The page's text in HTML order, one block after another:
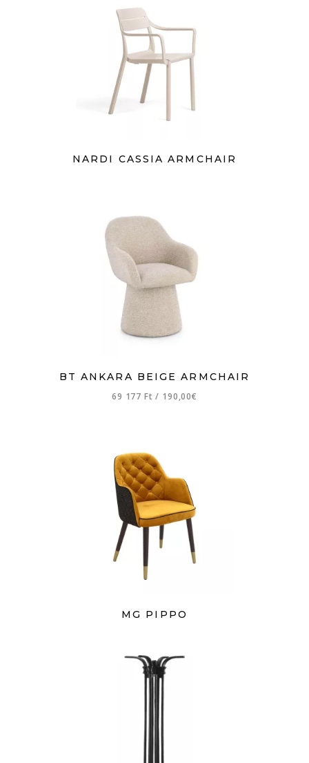
NARDI CASSIA ARMCHAIR
BT ANKARA BEIGE ARMCHAIR
69 177 Ft/ 190,00€
MG PIPPO